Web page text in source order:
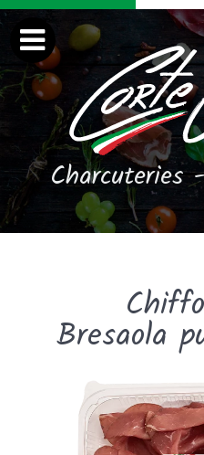
Charcuteries
Bresaola